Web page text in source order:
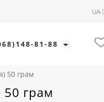
UA
81-88
50 грам
грам